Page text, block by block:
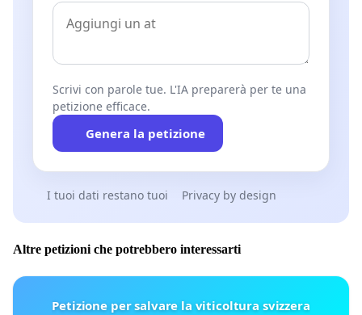
Scrivi con parole tue. L'IA preparerà per te una
petizione efficace.
Genera la petizione
I tuoi dati restano tuoi Privacy by design
Altre petizioni che potrebbero interessarti
Petizione per salvare la viticoltura svizzera